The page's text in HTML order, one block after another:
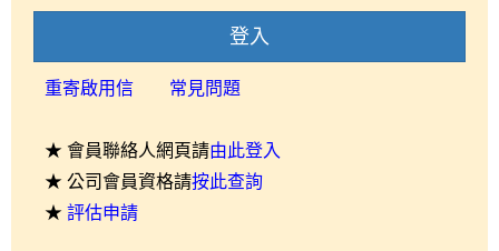
登入
重寄啟用信 常見問題
★ 會員聯絡人網頁請由此登入
★ 公司會員資格請按此查詢
★ 評估申請